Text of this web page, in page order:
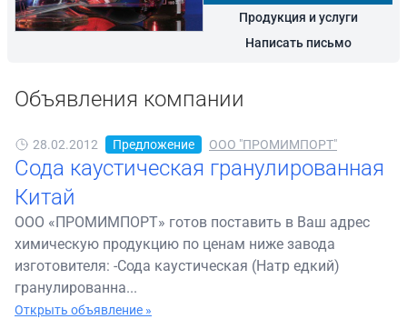
Продукция и услуги
Написать письмо
Объявления компании
28.02.2012 Предложение ООО "ПРОМИМПОРТ"
Сода каустическая гранулированная
Китай
ООО «ПРОМИМПОРТ» готов поставить в Ваш адрес
химическую продукцию по ценам ниже завода
изготовителя: -Сода каустическая (Натр едкий)
гранулированна...
Открыть объявление »